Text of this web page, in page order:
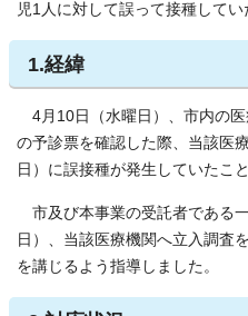
児1人に対して誤って接種してい
1.経緯
4月10日（水曜日）、市内の
の予診票を確認した際、当該医
日）に誤接種が発生していたこ
市及び本事業の受託者である
日）、当該医療機関へ立入調査
を講じるよう指導しました。